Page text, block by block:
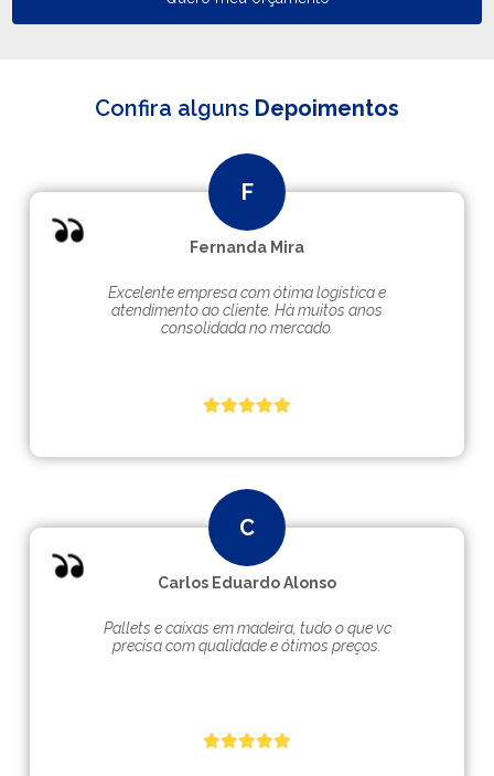
Confira alguns Depoimentos
Fernanda Mira
Excelente empresa com ótima logística e
atendimento ao cliente. Hà muitos anos
consolidada no mercado.
Carlos Eduardo Alonso
Pallets e caixas em madeira, tudo o que vc
precisa com qualidade e ótimos preços.